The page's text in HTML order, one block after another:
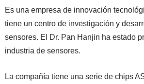
Es una empresa de innovación
tiene un centro de investigación y
sensores. El Dr. Pan Hanjin ha estado
industria de sensores.
La compañía tiene una serie de chips